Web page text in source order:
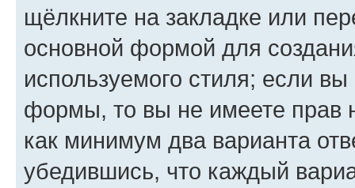
щёлкните на закладке или
основной формой для
используемого стиля; если
формы, то вы не имеете прав
как минимум два варианта
убедившись, что каждый